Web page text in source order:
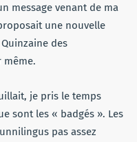
message venant de ma
une nouvelle
des
même.
je pris le temps
sont les « badgés ». Les
pas assez